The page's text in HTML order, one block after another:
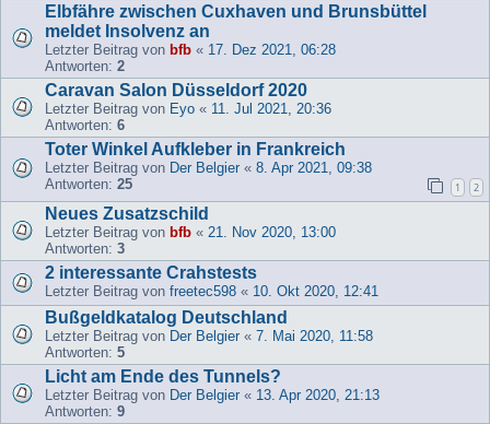
Elbfähre zwischen Cuxhaven und Brunsbüttel
meldet Insolvenz an
Letzter Beitrag von bfb « 17. Dez 2021, 06:28
Antworten: 2
Caravan Salon Düsseldorf 2020
Letzter Beitrag von Eyo « 11. Jul 2021, 20:36
Antworten: 6
Toter Winkel Aufkleber in Frankreich
Letzter Beitrag von Der Belgier « 8. Apr 2021, 09:38
Antworten: 25 1 2
Neues Zusatzschild
Letzter Beitrag von bfb « 21. Nov 2020, 13:00
Antworten: 3
2 interessante Crahstests
Letzter Beitrag von freetec598 « 10. Okt 2020, 12:41
Bußgeldkatalog Deutschland
Letzter Beitrag von Der Belgier « 7. Mai 2020, 11:58
Antworten: 5
Licht am Ende des Tunnels?
Letzter Beitrag von Der Belgier « 13. Apr 2020, 21:13
Antworten: 9